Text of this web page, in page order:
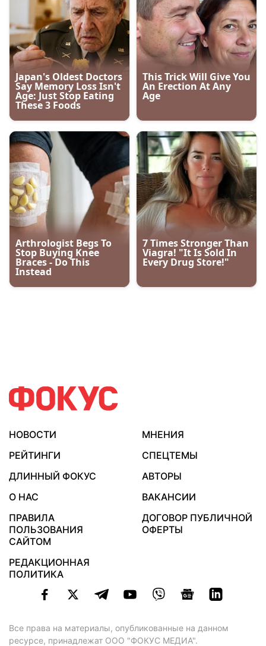
НОВОСТИ
МНЕНИЯ
РЕЙТИНГИ
СПЕЦТЕМЫ
ДЛИННЫЙ ФОКУС
АВТОРЫ
О НАС
ВАКАНСИИ
ПРАВИЛА
ПОЛЬЗОВАНИЯ
САЙТОМ
ДОГОВОР ПУБЛИЧНОЙ
ОФЕРТЫ
РЕДАКЦИОННАЯ
ПОЛИТИКА
Все права на материалы, опубликованные на данном
ресурсе, принадлежат ООО "ФОКУС МЕДИА".